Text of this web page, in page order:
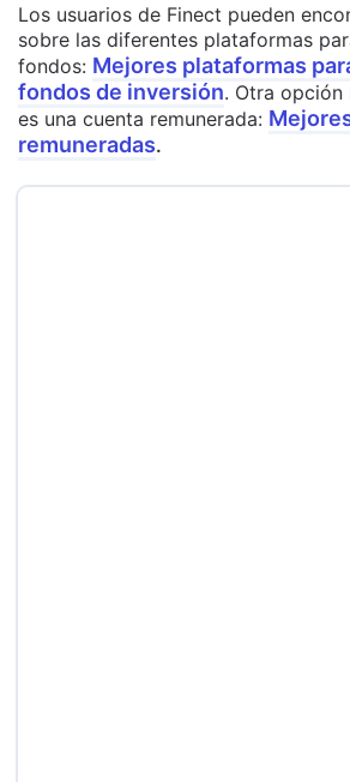
Los usuarios de Finect pueden
sobre las diferentes plataformas
fondos: Mejores plataformas
fondos de inversión. Otra opción
es una cuenta remunerada:
remuneradas.